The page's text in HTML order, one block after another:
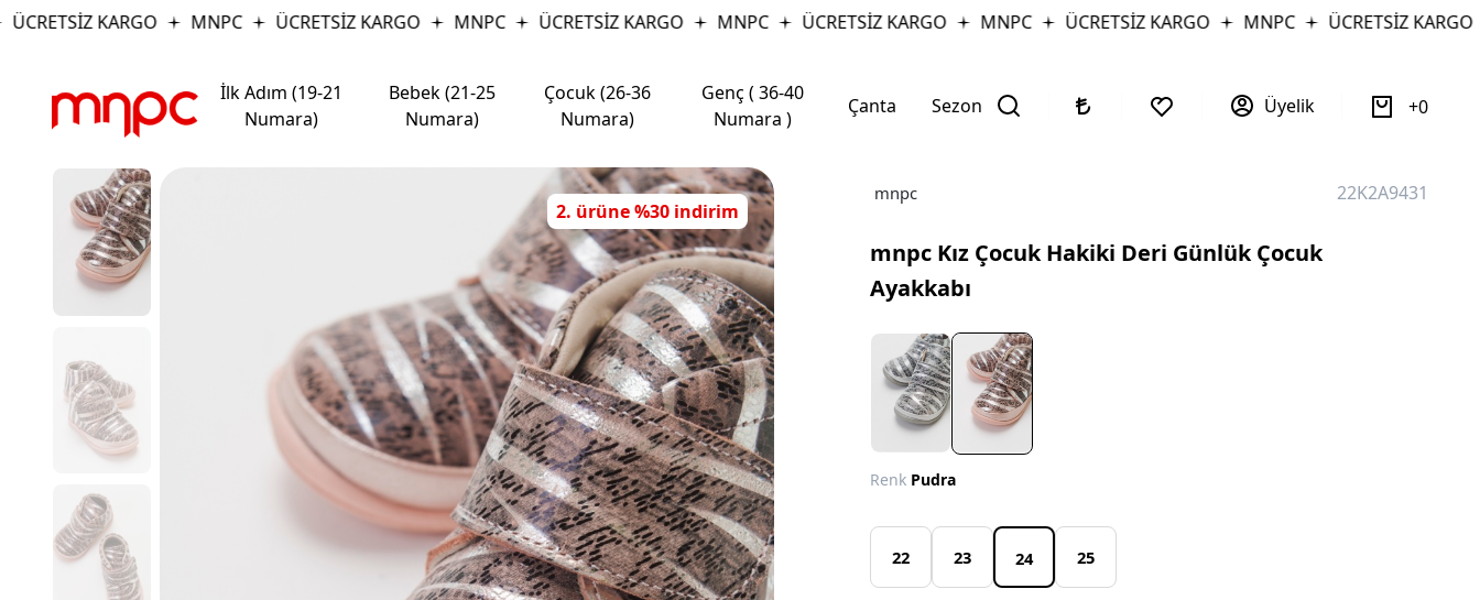
KARGO MNPC ÜCRETSİZ KARGO MNPC ÜCRETSİZ KARGO MNPC ÜCRETSİZ KARGO MNPC ÜCRETSİZ KARGO MNPC ÜCRETSİZ KARGO
İlk Adım (19-21
Numara)
Bebek (21-25
Numara)
Çocuk (26-36
Numara)
Genç ( 36-40
Numara )
Çanta Sezon Üyelik 0
2. ürüne %30 indirim
mnpc 22K2A9431
mnpc Kız Çocuk Hakiki Deri Günlük Çocuk
Ayakkabı
Renk Pudra
22 23 24 25